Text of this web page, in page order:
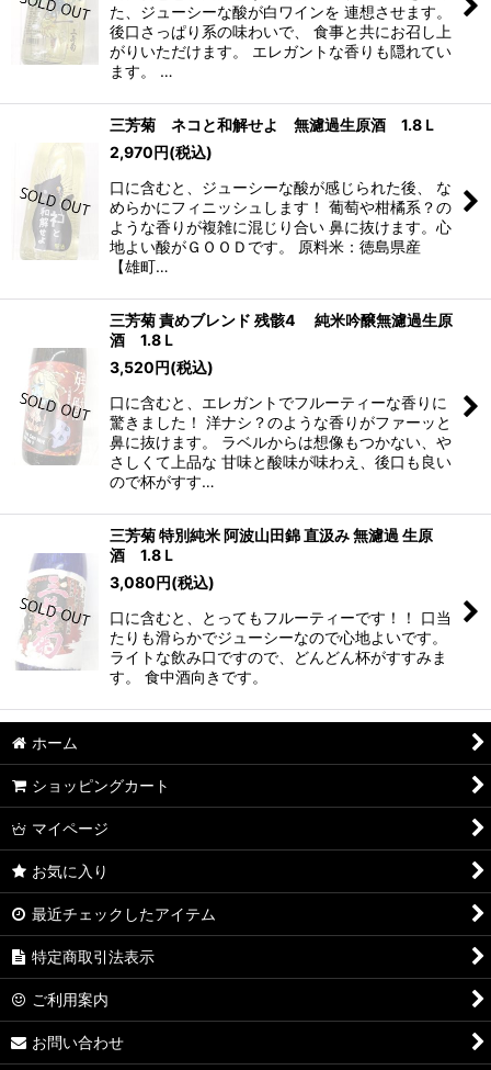
た、ジューシーな酸が白ワインを 連想させます。
後口さっぱり系の味わいで、 食事と共にお召し上
がりいただけます。 エレガントな香りも隠れてい
ます。 …
三芳菊 ネコと和解せよ 無濾過生原酒 1.8Ｌ
2,970円(税込)
口に含むと、ジューシーな酸が感じられた後、 な
めらかにフィニッシュします！ 葡萄や柑橘系？の
ような香りが複雑に混じり合い 鼻に抜けます。心
地よい酸がＧＯＯＤです。 原料米：徳島県産
【雄町…
三芳菊 責めブレンド 残骸4 純米吟醸無濾過生原
酒 1.8Ｌ
3,520円(税込)
口に含むと、エレガントでフルーティーな香りに
驚きました！ 洋ナシ？のような香りがファーッと
鼻に抜けます。 ラベルからは想像もつかない、や
さしくて上品な 甘味と酸味が味わえ、後口も良い
ので杯がすす…
三芳菊 特別純米 阿波山田錦 直汲み 無濾過 生原
酒 1.8Ｌ
3,080円(税込)
口に含むと、とってもフルーティーです！！ 口当
たりも滑らかでジューシーなので心地よいです。
ライトな飲み口ですので、どんどん杯がすすみま
す。 食中酒向きです。
ホーム
ショッピングカート
マイページ
お気に入り
最近チェックしたアイテム
特定商取引法表示
ご利用案内
お問い合わせ